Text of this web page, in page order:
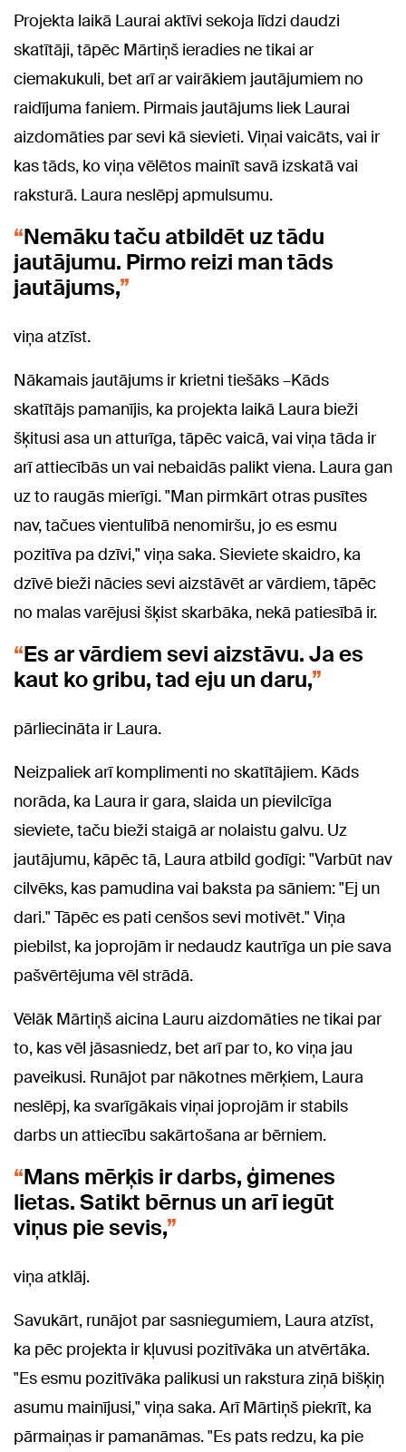
Projekta laikā Laurai aktīvi sekoja līdzi daudzi
skatītāji, tāpēc Mārtiņš ieradies ne tikai ar
ciemakukuli, bet arī ar vairākiem jautājumiem no
raidījuma faniem. Pirmais jautājums liek Laurai
aizdomāties par sevi kā sievieti. Viņai vaicāts, vai ir
kas tāds, ko viņa vēlētos mainīt savā izskatā vai
raksturā. Laura neslēpj apmulsumu.
Nemāku taču atbildēt uz tādu
jautājumu. Pirmo reizi man tāds
jautājums,
viņa atzīst.
Nākamais jautājums ir krietni tiešāks –Kāds
skatītājs pamanījis, ka projekta laikā Laura bieži
šķitusi asa un atturīga, tāpēc vaicā, vai viņa tāda ir
arī attiecībās un vai nebaidās palikt viena. Laura gan
uz to raugās mierīgi. "Man pirmkārt otras pusītes
nav, tačues vientulībā nenomiršu, jo es esmu
pozitīva pa dzīvi," viņa saka. Sieviete skaidro, ka
dzīvē bieži nācies sevi aizstāvēt ar vārdiem, tāpēc
no malas varējusi šķist skarbāka, nekā patiesībā ir.
Es ar vārdiem sevi aizstāvu. Ja es
kaut ko gribu, tad eju un daru,
pārliecināta ir Laura.
Neizpaliek arī komplimenti no skatītājiem. Kāds
norāda, ka Laura ir gara, slaida un pievilcīga
sieviete, taču bieži staigā ar nolaistu galvu. Uz
jautājumu, kāpēc tā, Laura atbild godīgi: "Varbūt nav
cilvēks, kas pamudina vai baksta pa sāniem: "Ej un
dari." Tāpēc es pati cenšos sevi motivēt." Viņa
piebilst, ka joprojām ir nedaudz kautrīga un pie sava
pašvērtējuma vēl strādā.
Vēlāk Mārtiņš aicina Lauru aizdomāties ne tikai par
to, kas vēl jāsasniedz, bet arī par to, ko viņa jau
paveikusi. Runājot par nākotnes mērķiem, Laura
neslēpj, ka svarīgākais viņai joprojām ir stabils
darbs un attiecību sakārtošana ar bērniem.
Mans mērķis ir darbs, ģimenes
lietas. Satikt bērnus un arī iegūt
viņus pie sevis,
viņa atklāj.
Savukārt, runājot par sasniegumiem, Laura atzīst,
ka pēc projekta ir kļuvusi pozitīvāka un atvērtāka.
"Es esmu pozitīvāka palikusi un rakstura ziņā bišķiņ
asumu mainījusi," viņa saka. Arī Mārtiņš piekrīt, ka
pārmaiņas ir pamanāmas. "Es pats redzu, ka pie